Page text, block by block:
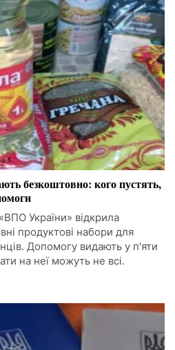
безкоштовно: кого пустять,
України» відкрила
продуктові набори для
Допомогу видають у п'яти
на неї можуть не всі.